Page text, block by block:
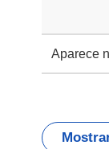
Aparece